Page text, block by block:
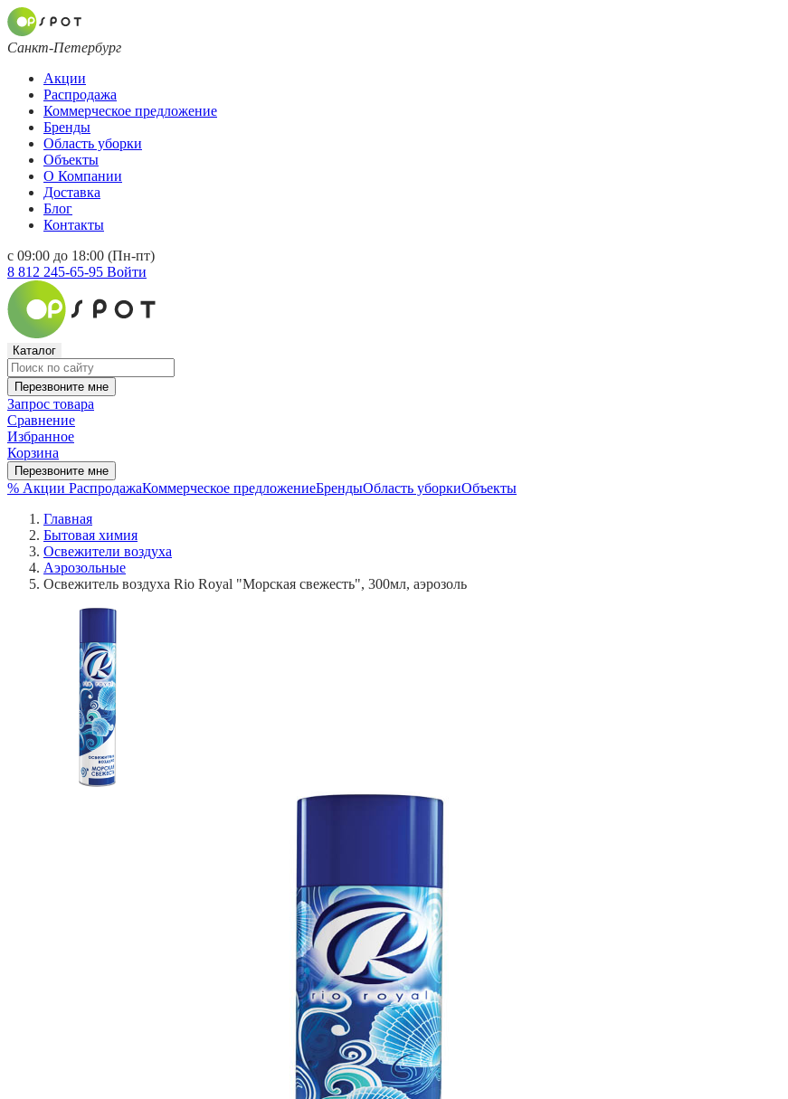
Санкт-Петербург
Акции
Распродажа
Коммерческое предложение
Бренды
Область уборки
Объекты
О Компании
Доставка
Блог
Контакты
с 09:00 до 18:00 (Пн-пт)
8 812 245-65-95 Войти
Каталог
Перезвоните мне
Запрос товара
Сравнение
Избранное
Корзина
Перезвоните мне
% Акции РаспродажаКоммерческое предложениеБрендыОбласть уборкиОбъекты
Главная
Бытовая химия
Освежители воздуха
Аэрозольные
Освежитель воздуха Rio Royal "Морская свежесть", 300мл, аэрозоль